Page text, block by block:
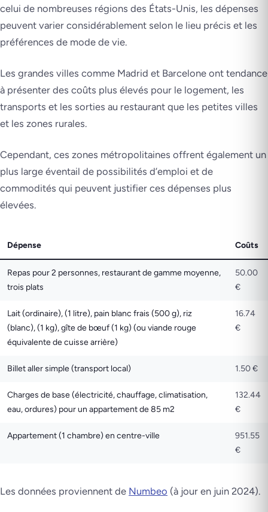
celui de nombreuses régions des États-Unis, les dépenses
peuvent varier considérablement selon le lieu précis et les
préférences de mode de vie.
Les grandes villes comme Madrid et Barcelone ont tendance
à présenter des coûts plus élevés pour le logement, les
transports et les sorties au restaurant que les petites villes
et les zones rurales.
Cependant, ces zones métropolitaines offrent également un
plus large éventail de possibilités d’emploi et de
commodités qui peuvent justifier ces dépenses plus
élevées.
Dépense Coûts
Repas pour 2 personnes, restaurant de gamme moyenne,
trois plats
50.00
€
Lait (ordinaire), (1 litre), pain blanc frais (500 g), riz
(blanc), (1 kg), gîte de bœuf (1 kg) (ou viande rouge
équivalente de cuisse arrière)
16.74
€
Billet aller simple (transport local) 1.50 €
Charges de base (électricité, chauffage, climatisation,
eau, ordures) pour un appartement de 85 m2
132.44
€
Appartement (1 chambre) en centre-ville
951.55
€
Les données proviennent de Numbeo (à jour en juin 2024).